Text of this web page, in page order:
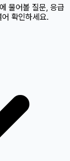
물어볼 질문, 응급
확인하세요.